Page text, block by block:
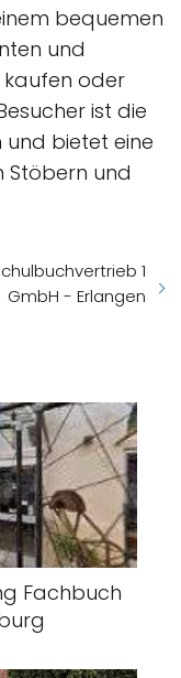
bequemen
und
kaufen oder
ist die
und bietet eine
und
1
GmbH - Erlangen
Fachbuch